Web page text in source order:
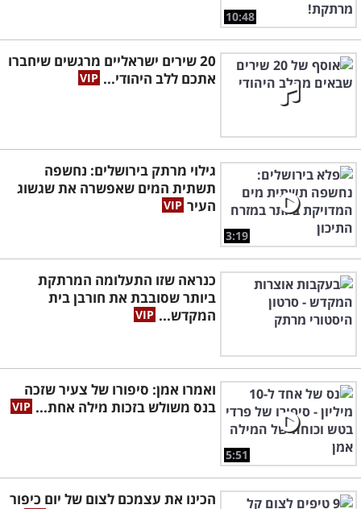
10:48
20 שירים ישראליים מרגשים שיחברו
אתכם ללב היהודי...
3:19
גילוי מרתק בירושלים: נחשפה
תשתית המים שאפשרה את שגשוג
העיר
כנראה שזו התעלומה המרתקת
ביותר שסובבת את חורבן בית
המקדש...
5:51
ואמרו אמן: סיפורו של צעיר שזכה
בנס משולש בזכות מילה אחת...
הכינו את עצמכם לצום של יום כיפור